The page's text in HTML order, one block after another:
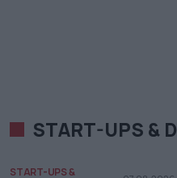
START-UPS &
START-UPS &